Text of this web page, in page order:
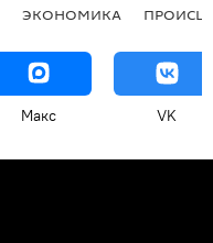
ЭКОНОМИКА
Макс VK